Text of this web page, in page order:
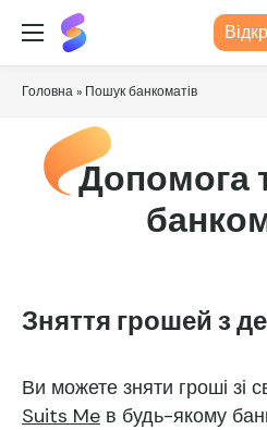
Suits
Me®
(Підходить
мені)
Головна» Пошук банкоматів
Допомога
Зняття грошей з
Ви можете зняти гроші зі
Suits Me в будь-якому